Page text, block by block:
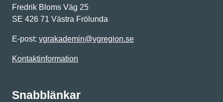
Fredrik Bloms Väg 25
SE 426 71 Västra Frölunda
E-post: vgrakademin@vgregion.se
Kontaktinformation
Snabblänkar